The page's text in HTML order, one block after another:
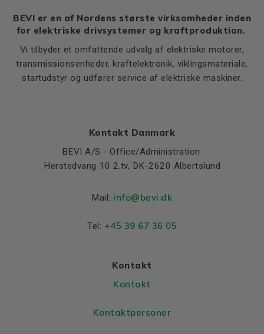
BEVI er en af Nordens største virksomheder inden
for elektriske drivsystemer og kraftproduktion.
Vi tilbyder et omfattende udvalg af elektriske motorer,
transmissionsenheder, kraftelektronik, viklingsmateriale,
startudstyr og udfører service af elektriske maskiner.
Kontakt Danmark
BEVI A/S - Office/Administration:
Herstedvang 10 2.tv, DK-2620 Albertslund
Mail: info@bevi.dk
Tel: +45 39 67 36 05
Kontakt
Kontakt
Kontaktpersoner